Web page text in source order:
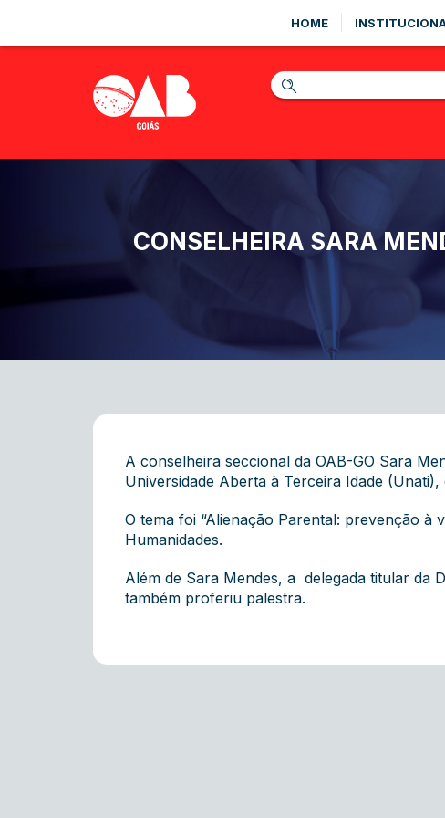
HOME
CONSELHEIRA SARA
A conselheira seccional da OAB-GO Sara
Universidade Aberta à Terceira Idade
O tema foi “Alienação Parental: prevenção à
Humanidades.
Além de Sara Mendes, a delegada titular da
também proferiu palestra.